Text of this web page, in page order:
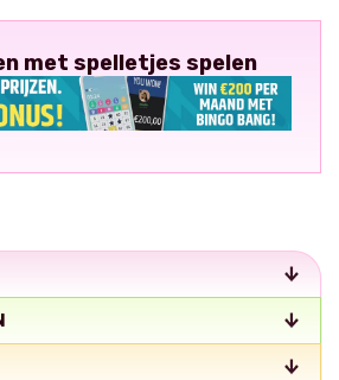
met spelletjes spelen